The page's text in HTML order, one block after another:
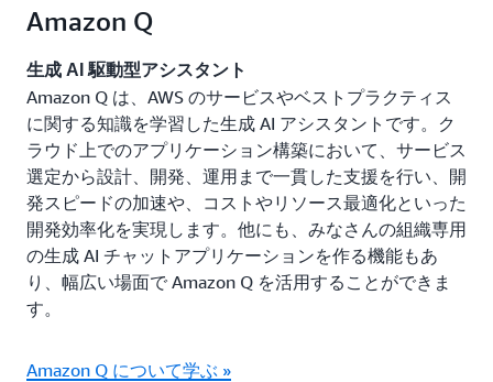
Amazon Q
生成 AI 駆動型アシスタント
Amazon Q は、AWS のサービスやベストプラクティス
に関する知識を学習した生成 AI アシスタントです。ク
ラウド上でのアプリケーション構築において、サービス
選定から設計、開発、運用まで一貫した支援を行い、開
発スピードの加速や、コストやリソース最適化といった
開発効率化を実現します。他にも、みなさんの組織専用
の生成 AI チャットアプリケーションを作る機能もあ
り、幅広い場面で Amazon Q を活用することができま
す。
Amazon Q について学ぶ »